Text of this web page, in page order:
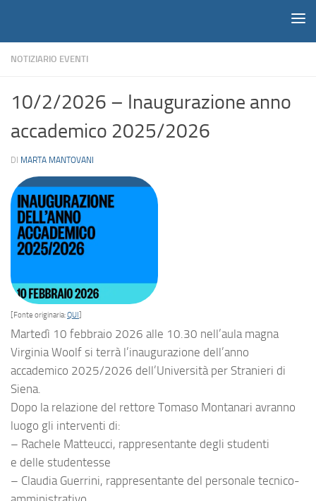
NOTIZIARIO EVENTI
10/2/2026 – Inaugurazione anno
accademico 2025/2026
DI MARTA MANTOVANI
[Fonte originaria:QUI]
Martedì 10 febbraio 2026 alle 10.30 nell’aula magna
Virginia Woolf si terrà l’inaugurazione dell’anno
accademico 2025/2026 dell’Università per Stranieri di
Siena.
Dopo la relazione del rettore Tomaso Montanari avranno
luogo gli interventi di:
– Rachele Matteucci, rappresentante degli studenti
e delle studentesse
– Claudia Guerrini, rappresentante del personale tecnico-